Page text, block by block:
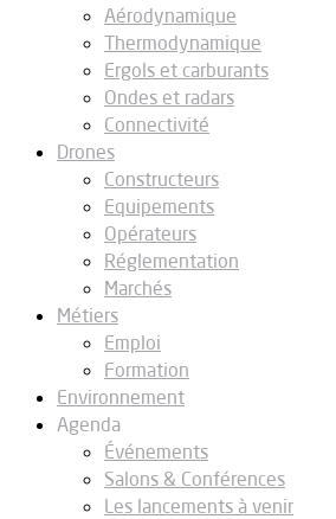
Aérodynamique
Thermodynamique
Ergols et carburants
Ondes et radars
Connectivité
Drones
Constructeurs
Equipements
Opérateurs
Réglementation
Marchés
Métiers
Emploi
Formation
Environnement
Agenda
Événements
Salons & Conférences
Les lancements à venir